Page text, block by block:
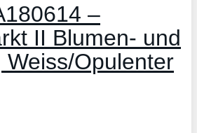
–
II Blumen- und
Weiss/Opulenter